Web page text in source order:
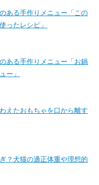
ある手作りメニュー「この
ったレシピ」
ある手作りメニュー「お鍋
ー」
えたおもちゃを口から離す
？犬猫の適正体重や理想的